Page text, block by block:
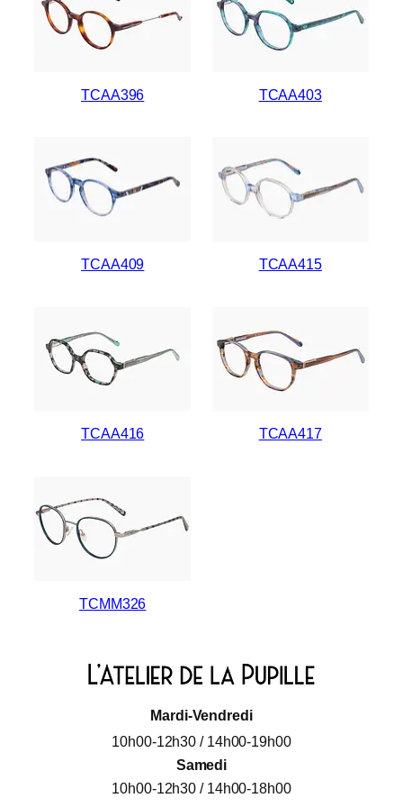
TCAA396 TCAA403
TCAA409 TCAA415
TCAA416 TCAA417
TCMM326
Mardi-Vendredi
10h00-12h30 / 14h00-19h00
Samedi
10h00-12h30 / 14h00-18h00